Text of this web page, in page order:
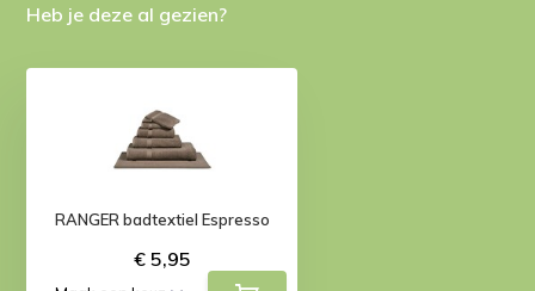
Heb je deze al gezien?
RANGER badtextiel Espresso
€ 5,95